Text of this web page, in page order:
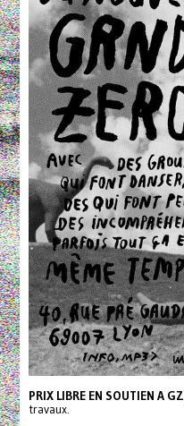
PRIX LIBRE EN SOUTIEN A GZ
travaux.